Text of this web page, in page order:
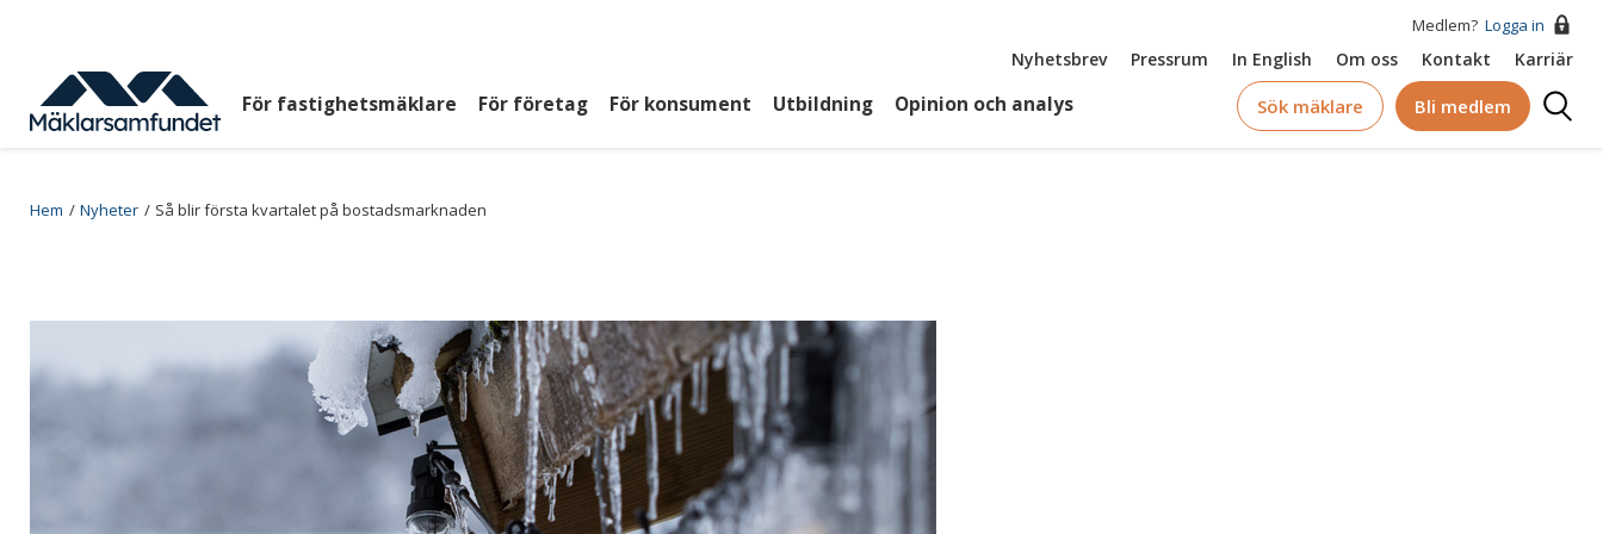
huvudinnehåll
Medlem? Logga in
Top
Nyhetsbrev Pressrum In English Om oss Kontakt Karriär
Huvudmeny
För fastighetsmäklare För företag För konsument Utbildning Opinion och analys Sök mäklare Bli medlem
Logga
Breadcrumb
Hem Nyheter Så blir första kvartalet på bostadsmarknaden